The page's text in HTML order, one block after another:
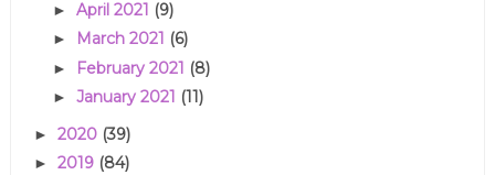
► April 2021 (9)
► March 2021 (6)
► February 2021 (8)
► January 2021 (11)
► 2020 (39)
► 2019 (84)